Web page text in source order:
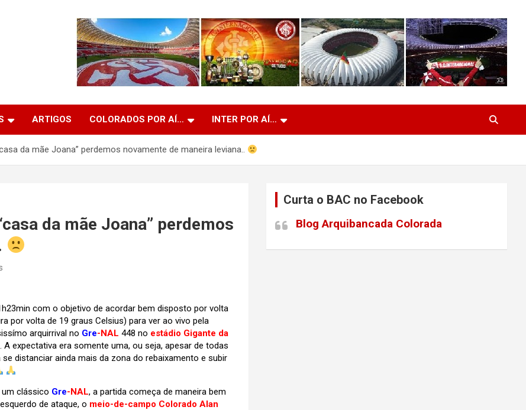
ARTIGOS COLORADOS POR AÍ… INTER POR AÍ…
da mãe Joana” perdemos novamente de maneira leviana..
da mãe Joana” perdemos
com o objetivo de acordar bem disposto por volta
por volta de 19 graus Celsius) para ver ao vivo pela
arquirrival no Gre-NAL 448 no estádio Gigante da
. A expectativa era somente uma, ou seja, apesar de todas
distanciar ainda mais da zona do rebaixamento e subir
clássico Gre-NAL, a partida começa de maneira bem
de ataque, o meio-de-campo Colorado Alan
Curta o BAC no Facebook
Blog Arquibancada Colorada